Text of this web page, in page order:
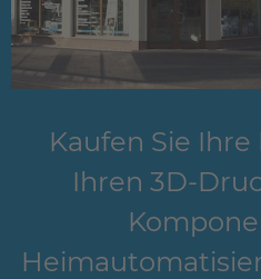
Kaufen Sie
Ihren 3D-